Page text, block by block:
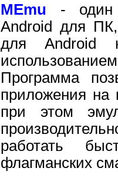
MEmu - один
Android для ПК,
для Android
Программа
приложения на
при этом
работать
флагманских